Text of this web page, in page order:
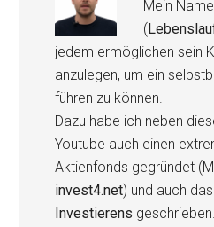
Mein
(
jedem ermöglichen sein
anzulegen, um ein
führen zu können.
Dazu habe ich neben
Youtube auch einen
Aktienfonds gegründet
invest4.net) und auch
Investierens geschrieben.